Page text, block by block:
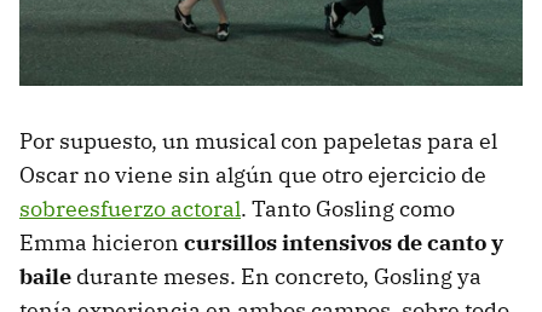
Por supuesto, un musical con papeletas para el
Oscar no viene sin algún que otro ejercicio de
sobreesfuerzo actoral. Tanto Gosling como
Emma hicieron cursillos intensivos de canto y
baile durante meses. En concreto, Gosling ya